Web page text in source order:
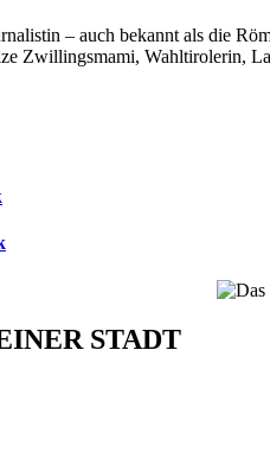
– auch bekannt als die
Zwillingsmami, Wahltirolerin,
STADT